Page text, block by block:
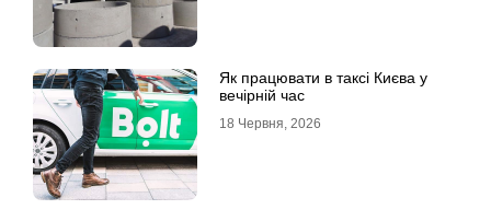
Як працювати в таксі Києва у
вечірній час
18 Червня, 2026